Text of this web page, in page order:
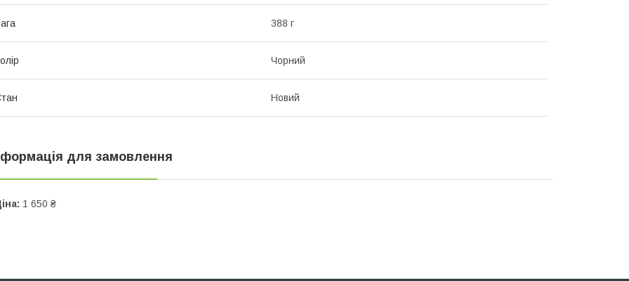
388 г
Чорний
Новий
для замовлення
1 650 ₴